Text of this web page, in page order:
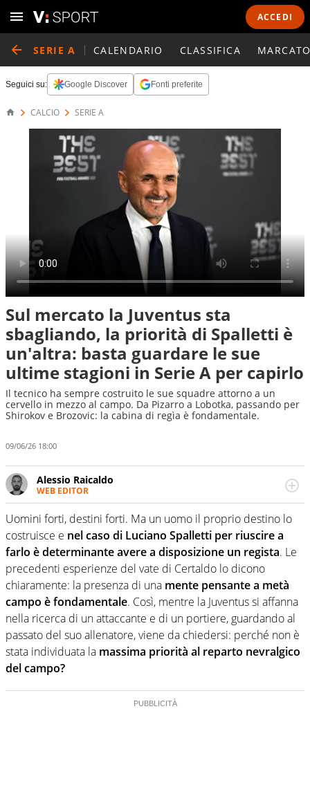
ACCEDI
SERIE A CALENDARIO CLASSIFICA
Seguici su: Google Discover Fonti preferite
CALCIO SERIE A
Sul mercato la Juventus sta
sbagliando, la priorità di Spalletti è
un'altra: basta guardare le sue
ultime stagioni in Serie A per capirlo
Il tecnico ha sempre costruito le sue squadre attorno a un
cervello in mezzo al campo. Da Pizarro a Lobotka, passando per
Shirokov e Brozovic: la cabina di regìa è fondamentale.
09/06/26 18:00
Alessio Raicaldo
WEB EDITOR
Un figlio che si chiama Diego e la tesi di laurea sugli stadi
di proprietà in Italia. Il calcio quale filo conduttore
irrinunciabile tra passione e professione. Per Virgilio
Sport indaga, approfondisce e scandaglia l'universo
mondo dello sport per antonomasia
Uomini forti, destini forti. Ma un uomo il proprio destino lo
costruisce e nel caso di Luciano Spalletti per riuscire a
farlo è determinante avere a disposizione un regista. Le
precedenti esperienze del vate di Certaldo lo dicono
chiaramente: la presenza di una mente pensante a metà
campo è fondamentale. Così, mentre la Juventus si affanna
nella ricerca di un attaccante e di un portiere, guardando al
passato del suo allenatore, viene da chiedersi: perché non è
stata individuata la massima priorità al reparto nevralgico
del campo?